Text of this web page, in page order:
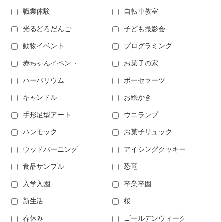
職業体験 自転車教室
光るどろだんご 子ども撮影会
動物イベント プログラミング
赤ちゃんイベント お菓子の家
ハーバリウム ポーセラーツ
キャンドル お絵かき
手形足型アート ウニランプ
ハンモック お菓子リュック
ウッドバーニング アイシングクッキー
食品サンプル 恐竜
入学入園 卒業卒園
新生活 桜
春休み ゴールデンウィーク